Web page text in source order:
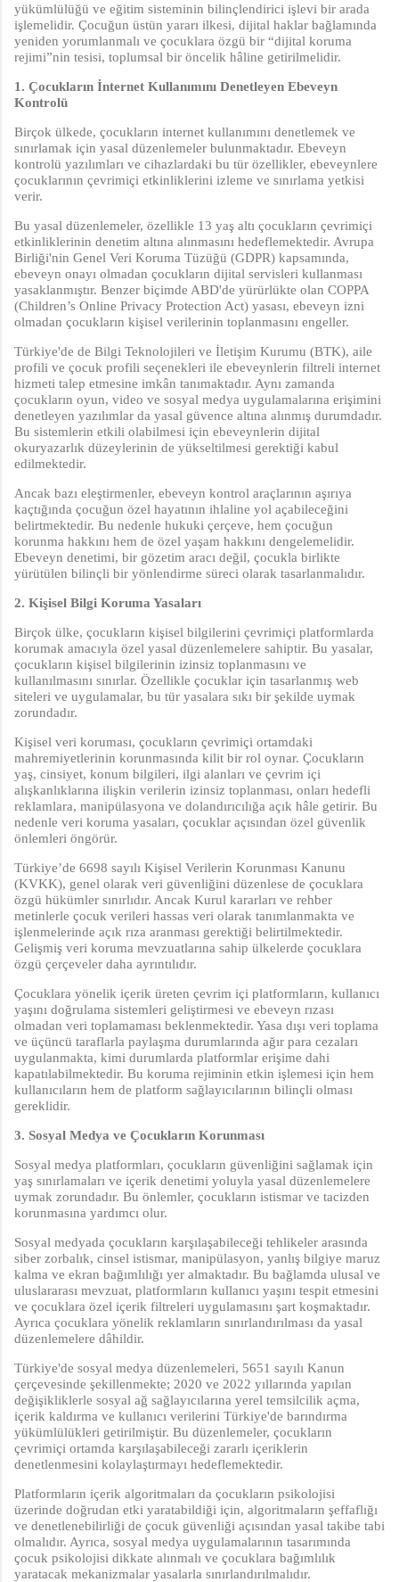
yükümlülüğü ve eğitim sisteminin bilinçlendirici işlevi bir arada
işlemelidir. Çocuğun üstün yararı ilkesi, dijital haklar bağlamında
yeniden yorumlanmalı ve çocuklara özgü bir “dijital koruma
rejimi”nin tesisi, toplumsal bir öncelik hâline getirilmelidir.
1. Çocukların İnternet Kullanımını Denetleyen Ebeveyn
Kontrolü
Birçok ülkede, çocukların internet kullanımını denetlemek ve
sınırlamak için yasal düzenlemeler bulunmaktadır. Ebeveyn
kontrolü yazılımları ve cihazlardaki bu tür özellikler, ebeveynlere
çocuklarının çevrimiçi etkinliklerini izleme ve sınırlama yetkisi
verir.
Bu yasal düzenlemeler, özellikle 13 yaş altı çocukların çevrimiçi
etkinliklerinin denetim altına alınmasını hedeflemektedir. Avrupa
Birliği'nin Genel Veri Koruma Tüzüğü (GDPR) kapsamında,
ebeveyn onayı olmadan çocukların dijital servisleri kullanması
yasaklanmıştır. Benzer biçimde ABD'de yürürlükte olan COPPA
(Children’s Online Privacy Protection Act) yasası, ebeveyn izni
olmadan çocukların kişisel verilerinin toplanmasını engeller.
Türkiye'de de Bilgi Teknolojileri ve İletişim Kurumu (BTK), aile
profili ve çocuk profili seçenekleri ile ebeveynlerin filtreli internet
hizmeti talep etmesine imkân tanımaktadır. Aynı zamanda
çocukların oyun, video ve sosyal medya uygulamalarına erişimini
denetleyen yazılımlar da yasal güvence altına alınmış durumdadır.
Bu sistemlerin etkili olabilmesi için ebeveynlerin dijital
okuryazarlık düzeylerinin de yükseltilmesi gerektiği kabul
edilmektedir.
Ancak bazı eleştirmenler, ebeveyn kontrol araçlarının aşırıya
kaçtığında çocuğun özel hayatının ihlaline yol açabileceğini
belirtmektedir. Bu nedenle hukuki çerçeve, hem çocuğun
korunma hakkını hem de özel yaşam hakkını dengelemelidir.
Ebeveyn denetimi, bir gözetim aracı değil, çocukla birlikte
yürütülen bilinçli bir yönlendirme süreci olarak tasarlanmalıdır.
2. Kişisel Bilgi Koruma Yasaları
Birçok ülke, çocukların kişisel bilgilerini çevrimiçi platformlarda
korumak amacıyla özel yasal düzenlemelere sahiptir. Bu yasalar,
çocukların kişisel bilgilerinin izinsiz toplanmasını ve
kullanılmasını sınırlar. Özellikle çocuklar için tasarlanmış web
siteleri ve uygulamalar, bu tür yasalara sıkı bir şekilde uymak
zorundadır.
Kişisel veri koruması, çocukların çevrimiçi ortamdaki
mahremiyetlerinin korunmasında kilit bir rol oynar. Çocukların
yaş, cinsiyet, konum bilgileri, ilgi alanları ve çevrim içi
alışkanlıklarına ilişkin verilerin izinsiz toplanması, onları hedefli
reklamlara, manipülasyona ve dolandırıcılığa açık hâle getirir. Bu
nedenle veri koruma yasaları, çocuklar açısından özel güvenlik
önlemleri öngörür.
Türkiye’de 6698 sayılı Kişisel Verilerin Korunması Kanunu
(KVKK), genel olarak veri güvenliğini düzenlese de çocuklara
özgü hükümler sınırlıdır. Ancak Kurul kararları ve rehber
metinlerle çocuk verileri hassas veri olarak tanımlanmakta ve
işlenmelerinde açık rıza aranması gerektiği belirtilmektedir.
Gelişmiş veri koruma mevzuatlarına sahip ülkelerde çocuklara
özgü çerçeveler daha ayrıntılıdır.
Çocuklara yönelik içerik üreten çevrim içi platformların, kullanıcı
yaşını doğrulama sistemleri geliştirmesi ve ebeveyn rızası
olmadan veri toplamaması beklenmektedir. Yasa dışı veri toplama
ve üçüncü taraflarla paylaşma durumlarında ağır para cezaları
uygulanmakta, kimi durumlarda platformlar erişime dahi
kapatılabilmektedir. Bu koruma rejiminin etkin işlemesi için hem
kullanıcıların hem de platform sağlayıcılarının bilinçli olması
gereklidir.
3. Sosyal Medya ve Çocukların Korunması
Sosyal medya platformları, çocukların güvenliğini sağlamak için
yaş sınırlamaları ve içerik denetimi yoluyla yasal düzenlemelere
uymak zorundadır. Bu önlemler, çocukların istismar ve tacizden
korunmasına yardımcı olur.
Sosyal medyada çocukların karşılaşabileceği tehlikeler arasında
siber zorbalık, cinsel istismar, manipülasyon, yanlış bilgiye maruz
kalma ve ekran bağımlılığı yer almaktadır. Bu bağlamda ulusal ve
uluslararası mevzuat, platformların kullanıcı yaşını tespit etmesini
ve çocuklara özel içerik filtreleri uygulamasını şart koşmaktadır.
Ayrıca çocuklara yönelik reklamların sınırlandırılması da yasal
düzenlemelere dâhildir.
Türkiye'de sosyal medya düzenlemeleri, 5651 sayılı Kanun
çerçevesinde şekillenmekte; 2020 ve 2022 yıllarında yapılan
değişikliklerle sosyal ağ sağlayıcılarına yerel temsilcilik açma,
içerik kaldırma ve kullanıcı verilerini Türkiye'de barındırma
yükümlülükleri getirilmiştir. Bu düzenlemeler, çocukların
çevrimiçi ortamda karşılaşabileceği zararlı içeriklerin
denetlenmesini kolaylaştırmayı hedeflemektedir.
Platformların içerik algoritmaları da çocukların psikolojisi
üzerinde doğrudan etki yaratabildiği için, algoritmaların şeffaflığı
ve denetlenebilirliği de çocuk güvenliği açısından yasal takibe tabi
olmalıdır. Ayrıca, sosyal medya uygulamalarının tasarımında
çocuk psikolojisi dikkate alınmalı ve çocuklara bağımlılık
yaratacak mekanizmalar yasalarla sınırlandırılmalıdır.